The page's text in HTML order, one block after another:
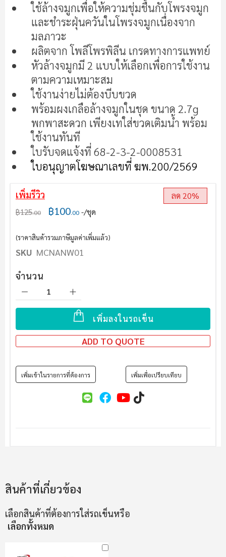
ใช้ล้างจมูกเพื่อให้ความชุ่มชื้นกับโพรงจมูก
และชำระฝุ่นควันในโพรงจมูกเนื่องจาก
มลภาวะ
ผลิตจาก โพลีโพรพิลีน เกรดทางการแพทย์
หัวล้างจมูกมี 2 แบบให้เลือกเพื่อการใช้งาน
ตามความเหมาะสม
ใช้งานง่ายไม่ต้องบีบขวด
พร้อมผงเกลือล้างจมูกในชุด ขนาด 2.7g
พกพาสะดวก เพียงเทใส่ขวดเติมน้ำ พร้อม
ใช้งานทันที
ใบรับจดแจ้งที่ 68-2-3-2-0008531
ใบอนุญาตโฆษณาเลขที่ ฆพ.200/2569
เพิ่มรีวิว
฿125.00 ฿100.00 /ชุด
ลด 20%
(ราคาสินค้ารวมภาษีมูลค่าเพิ่มแล้ว)
SKU MCNANW01
จำนวน
เพิ่มลงในรถเข็น
ADD TO QUOTE
เพิ่มเข้าในรายการที่ต้องการ เพิ่มเพื่อเปรียบเทียบ
สินค้าที่เกี่ยวข้อง
เลือกสินค้าที่ต้องการใส่รถเข็นหรือ
เลือกทั้งหมด